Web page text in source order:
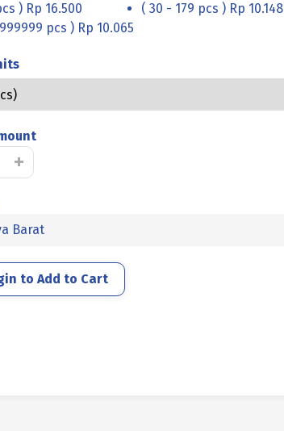
) Rp 16.500
( 30 - 179 pcs ) Rp 10.148
pcs ) Rp 10.065
+
Barat
to Add to Cart